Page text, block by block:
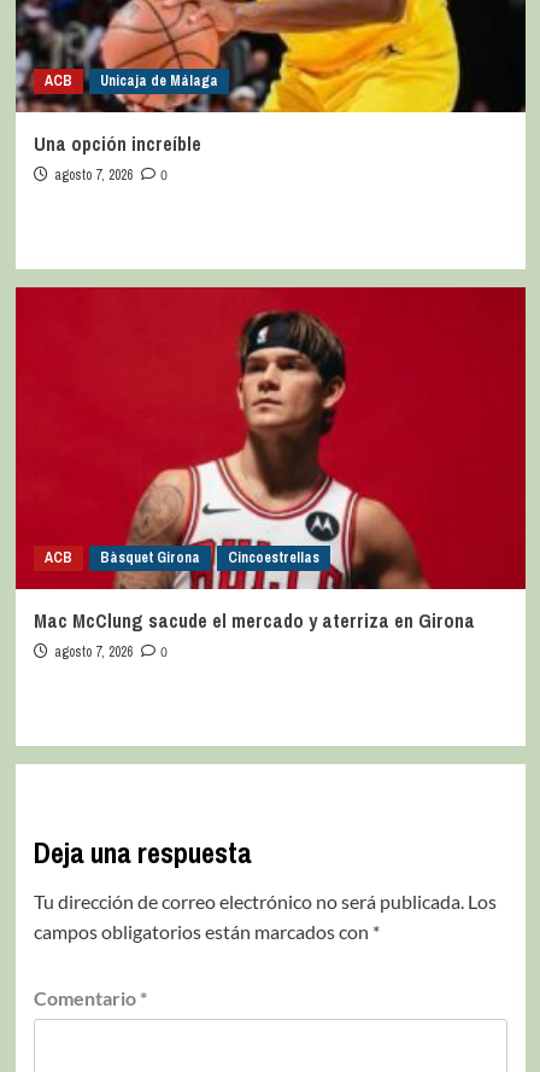
ACB Unicaja de Málaga
Una opción increíble
agosto 7, 2026 0
ACB Bàsquet Girona Cincoestrellas
Mac McClung sacude el mercado y aterriza en Girona
agosto 7, 2026 0
Deja una respuesta
Tu dirección de correo electrónico no será publicada. Los
campos obligatorios están marcados con *
Comentario *